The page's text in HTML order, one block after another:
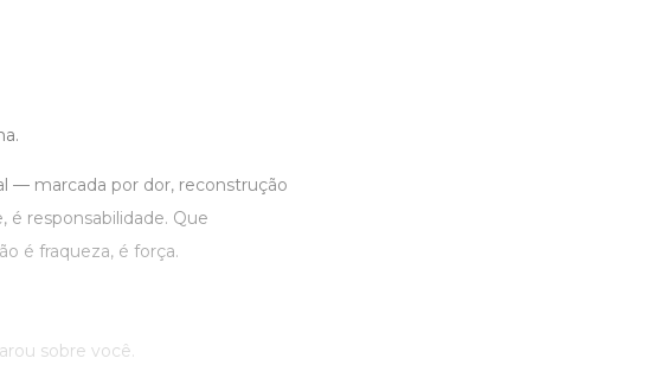
— marcada por dor, reconstrução
responsabilidade. Que
é fraqueza, é força.
sobre você.